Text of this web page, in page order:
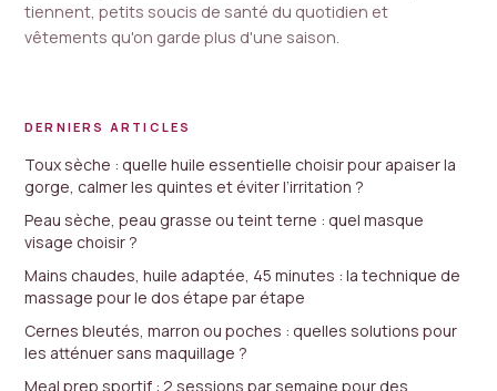
tiennent, petits soucis de santé du quotidien et
vêtements qu'on garde plus d'une saison.
DERNIERS ARTICLES
Toux sèche : quelle huile essentielle choisir pour apaiser la
gorge, calmer les quintes et éviter l’irritation ?
Peau sèche, peau grasse ou teint terne : quel masque
visage choisir ?
Mains chaudes, huile adaptée, 45 minutes : la technique de
massage pour le dos étape par étape
Cernes bleutés, marron ou poches : quelles solutions pour
les atténuer sans maquillage ?
Meal prep sportif : 2 sessions par semaine pour des